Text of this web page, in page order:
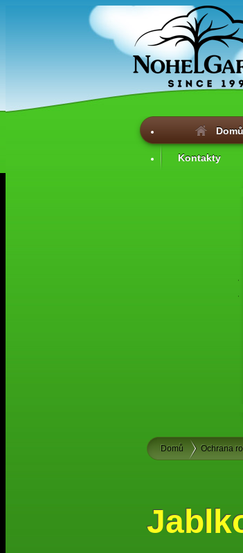
Domů
Kontakty
Domů Ochrana